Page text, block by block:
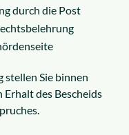
durch die Post
stellen Sie binnen
Erhalt des Bescheids